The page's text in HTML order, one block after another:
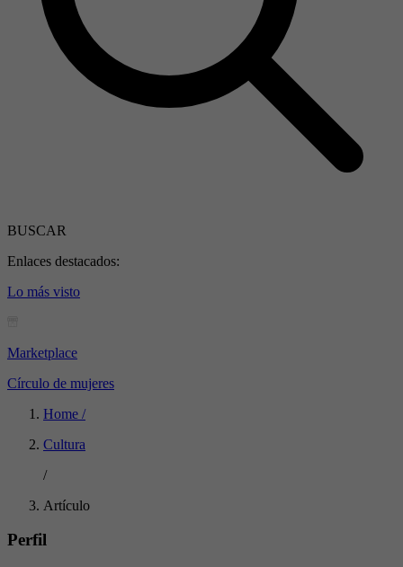
BUSCAR
Enlaces destacados:
Lo más visto
Marketplace
Círculo de mujeres
Home /
Cultura
/
Artículo
Perfil